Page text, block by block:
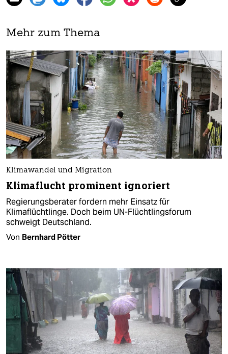
Mehr zum Thema
Klimawandel und Migration
Klimaflucht prominent ignoriert
Regierungsberater fordern mehr Einsatz für
Klimaflüchtlinge. Doch beim UN-Flüchtlingsforum
schweigt Deutschland.
Von Bernhard Pötter